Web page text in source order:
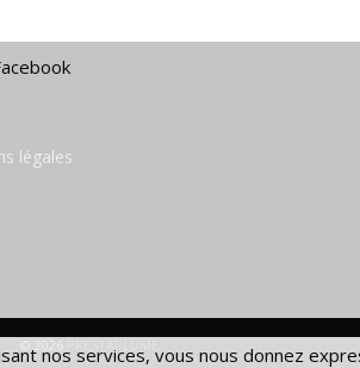
légales
nos services, vous nous donnez